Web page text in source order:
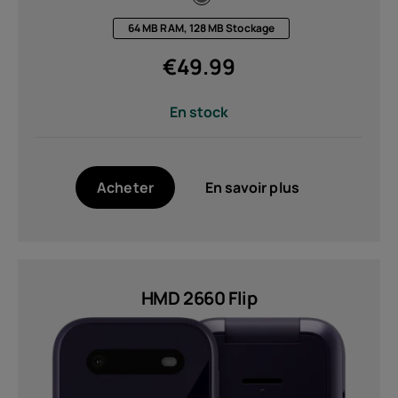
64 MB RAM, 128 MB Stockage
€49.99
En stock
Acheter En savoir plus
HMD 2660 Flip